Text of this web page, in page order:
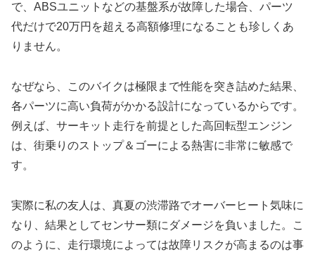
で、ABSユニットなどの基盤系が故障した場合、パーツ
代だけで20万円を超える高額修理になることも珍しくあ
りません。
なぜなら、このバイクは極限まで性能を突き詰めた結果、
各パーツに高い負荷がかかる設計になっているからです。
例えば、サーキット走行を前提とした高回転型エンジン
は、街乗りのストップ＆ゴーによる熱害に非常に敏感で
す。
実際に私の友人は、真夏の渋滞路でオーバーヒート気味に
なり、結果としてセンサー類にダメージを負いました。こ
のように、走行環境によっては故障リスクが高まるのは事